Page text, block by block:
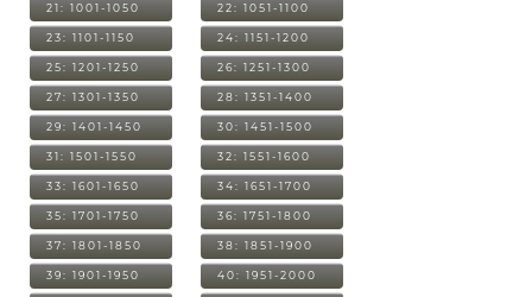
21: 1001-1050 22: 1051-1100
23: 1101-1150 24: 1151-1200
25: 1201-1250 26: 1251-1300
27: 1301-1350 28: 1351-1400
29: 1401-1450 30: 1451-1500
31: 1501-1550 32: 1551-1600
33: 1601-1650 34: 1651-1700
35: 1701-1750 36: 1751-1800
37: 1801-1850 38: 1851-1900
39: 1901-1950 40: 1951-2000